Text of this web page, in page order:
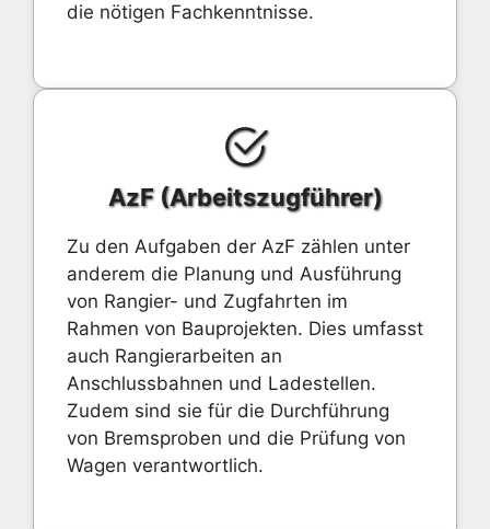
die nötigen Fachkenntnisse.
AzF (Arbeitszugführer)
Zu den Aufgaben der AzF zählen unter
anderem die Planung und Ausführung
von Rangier- und Zugfahrten im
Rahmen von Bauprojekten. Dies umfasst
auch Rangierarbeiten an
Anschlussbahnen und Ladestellen.
Zudem sind sie für die Durchführung
von Bremsproben und die Prüfung von
Wagen verantwortlich.